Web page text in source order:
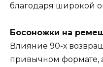
благодаря широкой
Босоножки на
Влияние 90-х
привычном формате,